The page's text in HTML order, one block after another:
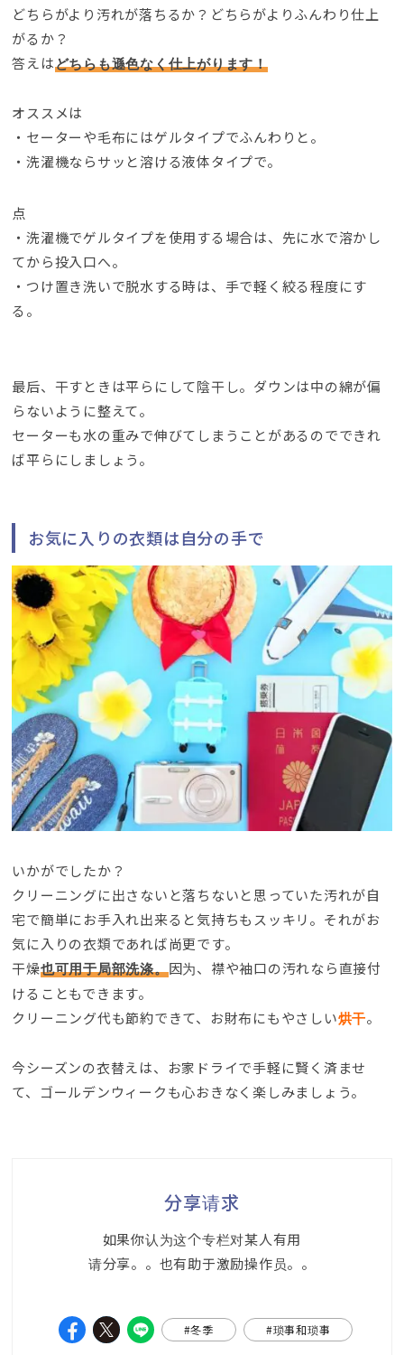
どちらがより汚れが落ちるか？どちらがよりふんわり仕上
がるか？
答えはどちらも遜色なく仕上がります！
オススメは
・セーターや毛布にはゲルタイプでふんわりと。
・洗濯機ならサッと溶ける液体タイプで。
点
・洗濯機でゲルタイプを使用する場合は、 先に水で溶かし
てから投入口へ。
・つけ置き洗いで脱水する時は、 手で軽く絞る程度にす
る 。
最后、 干すときは平らにして陰干し。 ダウンは中の綿が偏
らないように整えて。
セーターも水の重みで伸びてしまうことがあるのでできれ
ば平らにしましょう。
お気に入りの衣類は自分の手で
いかがでしたか？
クリーニングに出さないと落ちないと思っていた汚れが自
宅で簡単にお手入れ出来ると気持ちもスッキリ。 それがお
気に入りの衣類であれば尚更です。
干燥也可用于局部洗涤。因为、 襟や袖口の汚れなら直接付
けることもできます。
クリーニング代も節約できて、 お財布にもやさしい烘干。
今シーズンの衣替えは、
お家ドライで手軽に賢く済ませ
て、 ゴールデンウィークも心おきなく楽しみましょう。
分享请求
如果你认为这个专栏对某人有用
请分享。。也有助于激励操作员。。
#冬季 #琐事和琐事